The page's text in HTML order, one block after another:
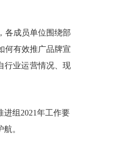
各成员单位围绕部
何有效推广品牌宣
行业运营情况、现
进组 2021年工作要
。